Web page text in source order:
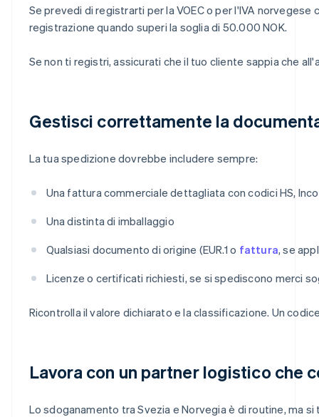
Se prevedi di registrarti per la VOEC o per l'IVA
registrazione quando superi la soglia di 50.000 NOK.
Se non ti registri, assicurati che il tuo cliente sappia che
Gestisci correttamente la
La tua spedizione dovrebbe includere sempre:
Una fattura commerciale dettagliata con codici HS,
Una distinta di imballaggio
Qualsiasi documento di origine (EUR.1 o fattura, se
Licenze o certificati richiesti, se si spediscono merci
Ricontrolla il valore dichiarato e la classificazione. Un
Lavora con un partner logistico che
Lo sdoganamento tra Svezia e Norvegia è di routine, ma